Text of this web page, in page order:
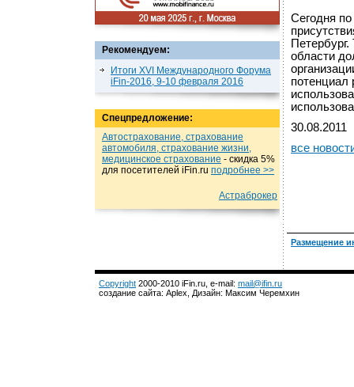
Рекомендуем:
Итоги XVI Международного Форума
iFin-2016, 9-10 февраля 2016
Спецпредложение:
Автострахование, страхование
автомобиля, страхование жизни,
медицинское страхование - cкидка 5%
для посетителей iFin.ru подробнеe >>
Астраброкер
Сегодня
области
потенциал
30.08.2011
все
Размещение
Copyright 2000-2010 iFin.ru, e-mail: mail@ifin.ru
создание сайта: Aplex, Дизайн: Максим Черемхин